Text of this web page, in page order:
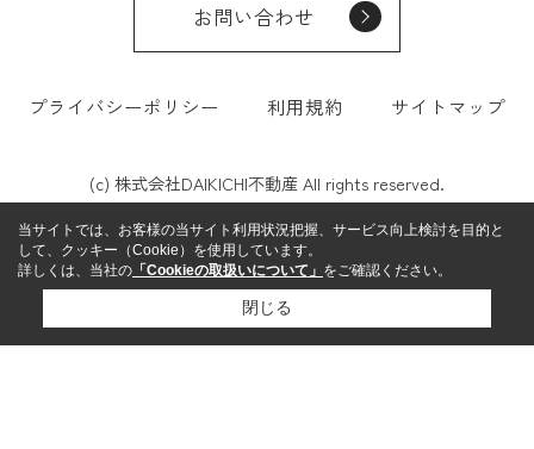
お問い合わせ
プライバシーポリシー 利用規約 サイトマップ
(c) 株式会社DAIKICHI不動産 All rights reserved.
当サイトでは、お客様の当サイト利用状況把握、サービス向上検討を目的と
して、クッキー（Cookie）を使用しています。
詳しくは、当社の 「Cookieの取扱いについて」 をご確認ください。
閉じる